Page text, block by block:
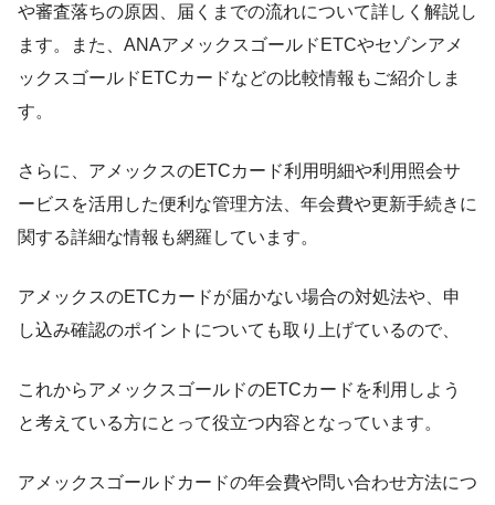
や審査落ちの原因、届くまでの流れについて詳しく解説し
ます。また、ANAアメックスゴールドETCやセゾンアメ
ックスゴールドETCカードなどの比較情報もご紹介しま
す。
さらに、アメックスのETCカード利用明細や利用照会サ
ービスを活用した便利な管理方法、年会費や更新手続きに
関する詳細な情報も網羅しています。
アメックスのETCカードが届かない場合の対処法や、申
し込み確認のポイントについても取り上げているので、
これからアメックスゴールドのETCカードを利用しよう
と考えている方にとって役立つ内容となっています。
アメックスゴールドカードの年会費や問い合わせ方法につ